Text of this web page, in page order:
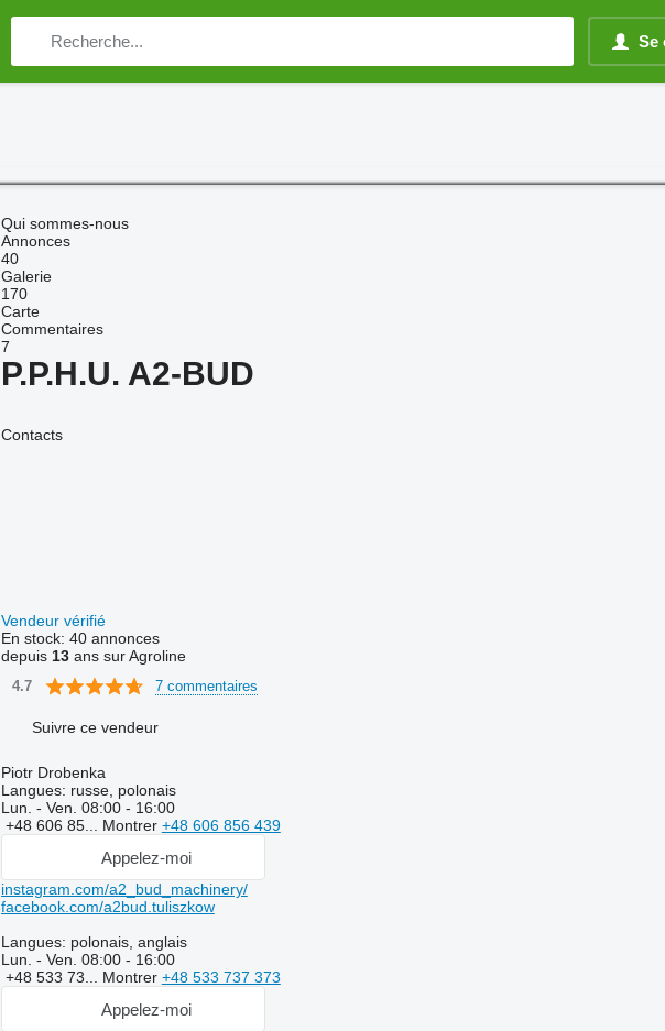
Se
Qui sommes-nous
Annonces
40
Galerie
170
Carte
Commentaires
7
P.P.H.U. A2-BUD
Contacts
Vendeur vérifié
En stock: 40 annonces
depuis 13ans sur Agroline
4.7 7 commentaires
Suivre ce vendeur
Piotr Drobenka
Langues: russe, polonais
Lun. - Ven. 08:00 - 16:00
+48 606 85... Montrer +48 606 856 439
Appelez-moi
instagram.com/a2_bud_machinery/
facebook.com/a2bud.tuliszkow
Langues: polonais, anglais
Lun. - Ven. 08:00 - 16:00
+48 533 73... Montrer +48 533 737 373
Appelez-moi